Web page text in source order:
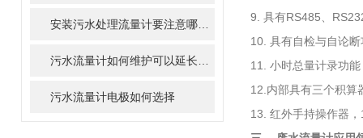
污水流量计电极如何选择
9. 具有RS485、
10. 具有自检与自论
11. 小时总量计录功
12.内部具有三个积算
13. 红外手持操作器